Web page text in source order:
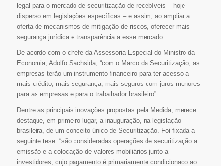
legal para o mercado de securitização de recebíveis – hoje
disperso em legislações específicas – e assim, ao ampliar a
oferta de mecanismos de mitigação de riscos, oferecer mais
segurança jurídica e transparência a esse mercado.
De acordo com o chefe da Assessoria Especial do Ministro da
Economia, Adolfo Sachsida, “com o Marco da Securitização, as
empresas terão um instrumento financeiro para ter acesso a
mais crédito, mais segurança, mais seguros com juros menores
para as empresas e para o trabalhador brasileiro”.
Dentre as principais inovações propostas pela Medida, merece
destaque, em primeiro lugar, a inauguração, na legislação
brasileira, de um conceito único de Securitização. Foi fixada a
seguinte tese: “são consideradas operações de securitização a
emissão e a colocação de valores mobiliários junto a
investidores, cujo pagamento é primariamente condicionado ao